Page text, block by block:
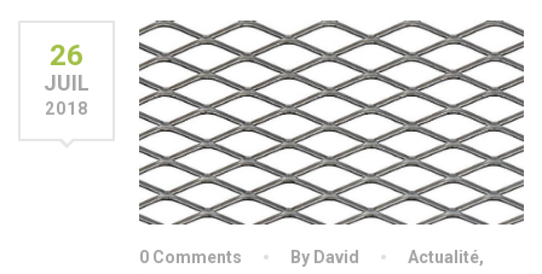
26
JUIL
2018
0 Comments By David Actualité,